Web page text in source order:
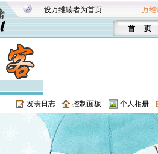
设万维读者为首页 万维
首 页
发表日志 控制面板 个人相册